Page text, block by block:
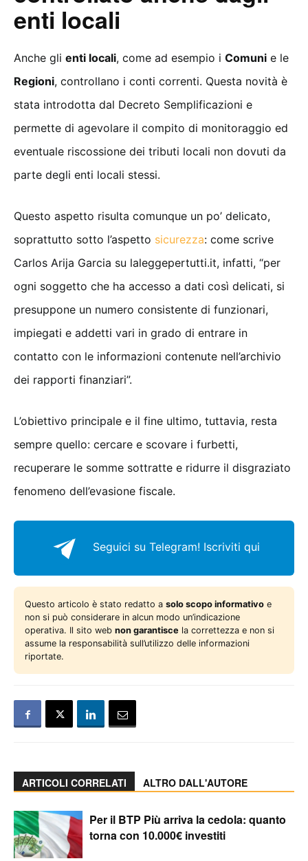
enti locali
Anche gli enti locali, come ad esempio i Comuni e le
Regioni, controllano i conti correnti. Questa novità è
stata introdotta dal Decreto Semplificazioni e
permette di agevolare il compito di monitoraggio ed
eventuale riscossione dei tributi locali non dovuti da
parte degli enti locali stessi.
Questo aspetto risulta comunque un po’ delicato,
soprattutto sotto l’aspetto sicurezza: come scrive
Carlos Arija Garcia su laleggepertutti.it, infatti, “per
ogni soggetto che ha accesso a dati così delicati, si
presuppone un numero consistente di funzionari,
impiegati e addetti vari in grado di entrare in
contatto con le informazioni contenute nell’archivio
dei rapporti finanziari”.
L’obiettivo principale e il fine ultimo, tuttavia, resta
sempre quello: cercare e scovare i furbetti,
recuperare le somme sottratte e ridurre il disgraziato
fenomeno dell’evasione fiscale.
Seguici su Telegram! Iscriviti qui
Questo articolo è stato redatto a solo scopo informativo e
non si può considerare in alcun modo un’indicazione
operativa. Il sito web non garantisce la correttezza e non si
assume la responsabilità sull’utilizzo delle informazioni
riportate.
ARTICOLI CORRELATI ALTRO DALL'AUTORE
Per il BTP Più arriva la cedola: quanto
torna con 10.000€ investiti